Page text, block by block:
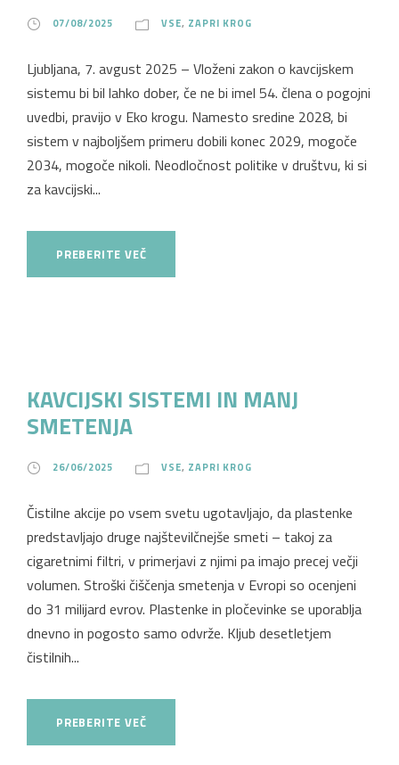
07/08/2025 VSE, ZAPRI KROG
Ljubljana, 7. avgust 2025 – Vloženi zakon o kavcijskem
sistemu bi bil lahko dober, če ne bi imel 54. člena o pogojni
uvedbi, pravijo v Eko krogu. Namesto sredine 2028, bi
sistem v najboljšem primeru dobili konec 2029, mogoče
2034, mogoče nikoli. Neodločnost politike v društvu, ki si
za kavcijski...
PREBERITE VEČ
KAVCIJSKI SISTEMI IN MANJ
SMETENJA
26/06/2025 VSE, ZAPRI KROG
Čistilne akcije po vsem svetu ugotavljajo, da plastenke
predstavljajo druge najštevilčnejše smeti – takoj za
cigaretnimi filtri, v primerjavi z njimi pa imajo precej večji
volumen. Stroški čiščenja smetenja v Evropi so ocenjeni
do 31 milijard evrov. Plastenke in pločevinke se uporablja
dnevno in pogosto samo odvrže. Kljub desetletjem
čistilnih...
PREBERITE VEČ